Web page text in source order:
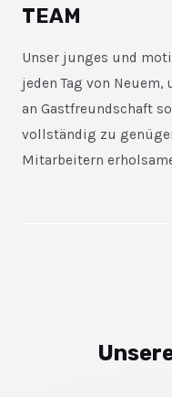
TEAM
Unser junges und
jeden Tag von
an Gastfreundschaft
vollständig zu
Mitarbeitern